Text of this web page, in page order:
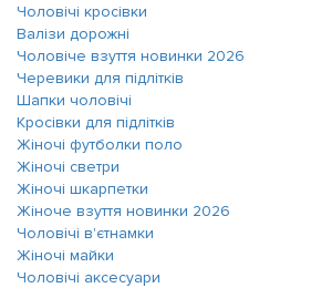
Чоловічі кросівки
Валізи дорожні
Чоловіче взуття новинки 2026
Черевики для підлітків
Шапки чоловічі
Кросівки для підлітків
Жіночі футболки поло
Жіночі светри
Жіночі шкарпетки
Жіноче взуття новинки 2026
Чоловічі в'єтнамки
Жіночі майки
Чоловічі аксесуари